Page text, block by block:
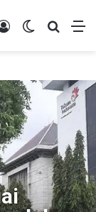
Switch skin
Log In
your